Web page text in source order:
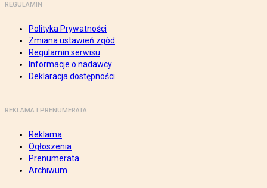
REGULAMIN
Polityka Prywatności
Zmiana ustawień zgód
Regulamin serwisu
Informacje o nadawcy
Deklaracja dostępności
REKLAMA I PRENUMERATA
Reklama
Ogłoszenia
Prenumerata
Archiwum